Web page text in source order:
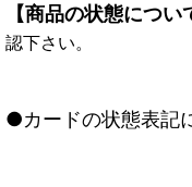
【商品の状態につい
認下さい。
●カードの状態表記